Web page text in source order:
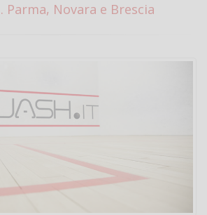
Novara e Brescia